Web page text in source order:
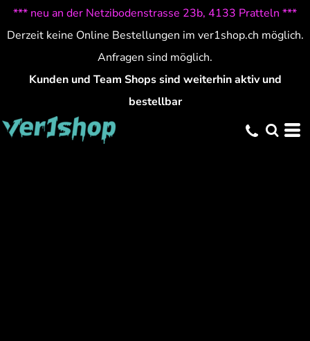
*** neu an der Netzibodenstrasse 23b, 4133 Pratteln ***
Derzeit keine Online Bestellungen im ver1shop.ch möglich.
Anfragen sind möglich.
Kunden und Team Shops sind weiterhin aktiv und
bestellbar